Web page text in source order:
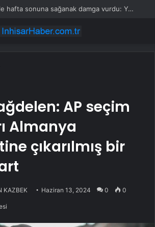
İki büyükşehirde hafta sonuna sağanak damga vurdu: Yollar kapandı, araçlar mahsur kaldı
AP seçim
Almanya
çıkarılmış bir
KAZBEK Haziran 13, 2024 0 0